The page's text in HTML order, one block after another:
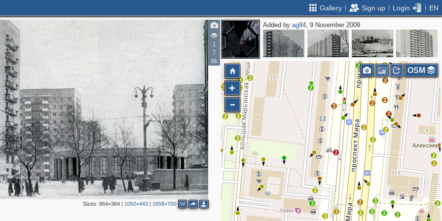
Gallery Sign up Login EN
1
7
8k
Sizes: 864×364| 1050×443| 1658×700 W
Added byag84, 9 November 2009
2
2
2
4
3
2
2
2
2
2
2
2
2
2
2
2
3
3
2
3
2
2
2
3
3
2
2
3
2
3 2 2 2
2
31
6
3 2
OSM